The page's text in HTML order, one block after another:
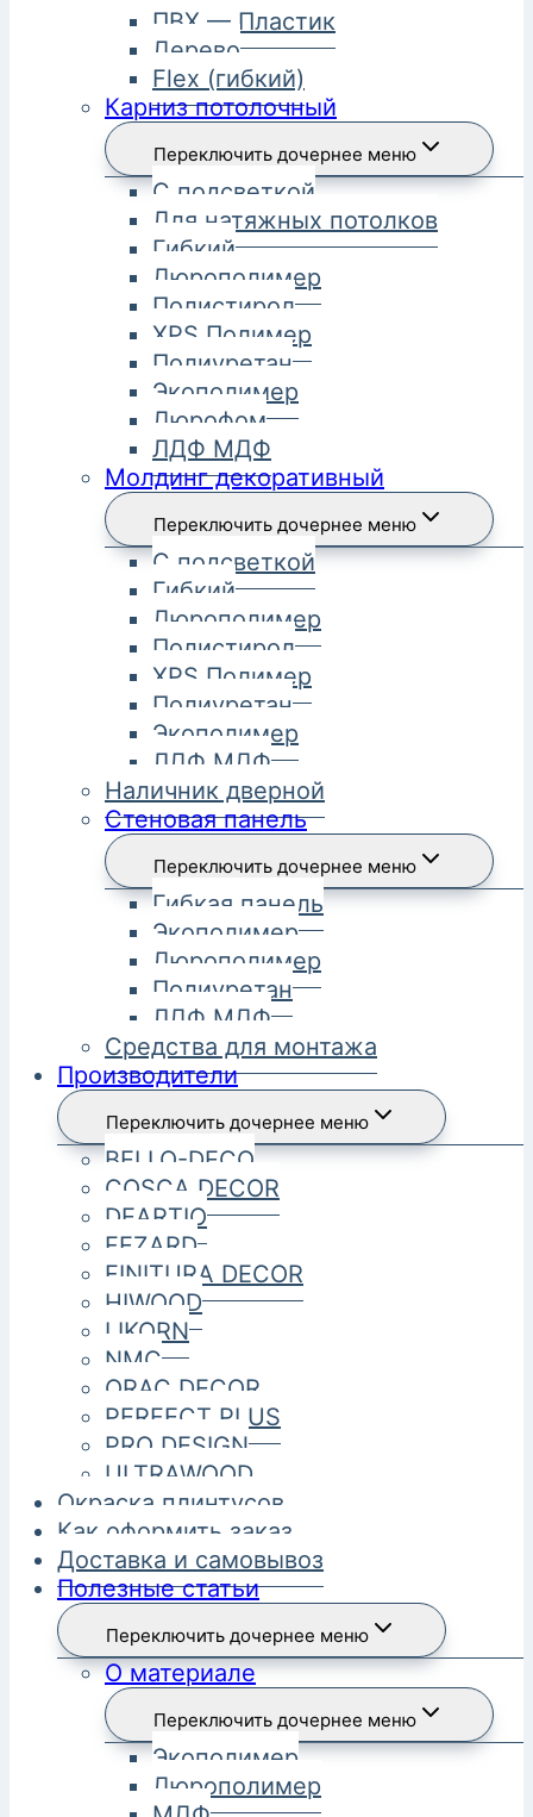
ПВХ — Пластик
Дерево
Flex (гибкий)
Карниз потолочный
Переключить дочернее меню
С подсветкой
Для натяжных потолков
Гибкий
Дюрополимер
Полистирол
XPS Полимер
Полиуретан
Экополимер
Дюрофом
ЛДФ МДФ
Молдинг декоративный
Переключить дочернее меню
С подсветкой
Гибкий
Дюрополимер
Полистирол
XPS Полимер
Полиуретан
Экополимер
ЛДФ МДФ
Наличник дверной
Стеновая панель
Переключить дочернее меню
Гибкая панель
Экополимер
Дюрополимер
Полиуретан
ЛДФ МДФ
Средства для монтажа
Производители
Переключить дочернее меню
BELLO-DECO
COSCA DECOR
DEARTIO
FEZARD
FINITURA DECOR
HIWOOD
LIKORN
NMC
ORAC DECOR
PERFECT PLUS
PRO DESIGN
ULTRAWOOD
Окраска плинтусов
Как оформить заказ
Доставка и самовывоз
Полезные статьи
Переключить дочернее меню
О материале
Переключить дочернее меню
Экополимер
Дюрополимер